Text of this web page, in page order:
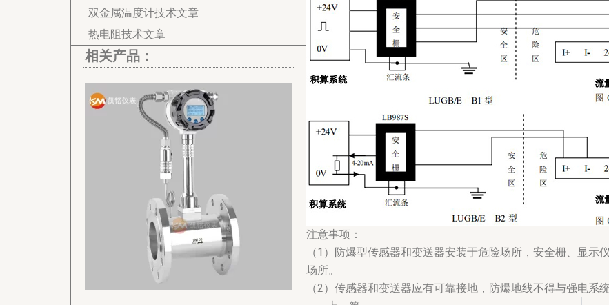
双金属温度计技术文章
热电阻技术文章
相关产品：
注意事项：
（1）防爆型传感器和变送器安装于危险场所，安全栅、显
场所。
（2）传感器和变送器应有可靠接地，防爆地线不得与强电系